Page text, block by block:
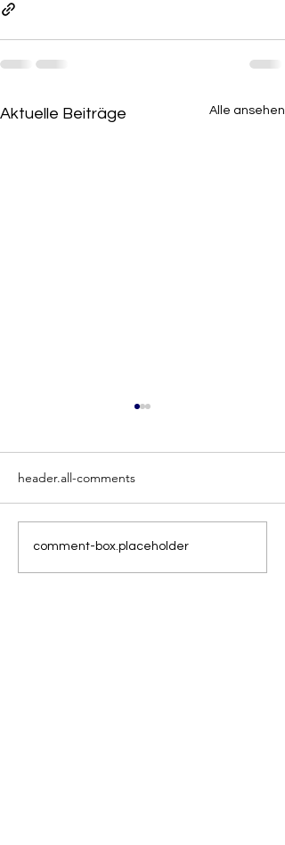
Aktuelle Beiträge Alle ansehen
Frühjahrsputz im
Tennisclub
header.all-comments
comment-box.placeholder